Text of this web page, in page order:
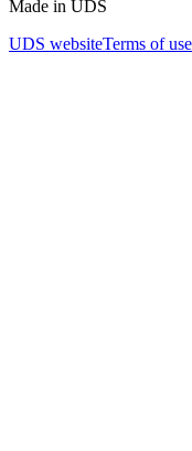
горизонты! Подарите
вечер в нашем клубе.
билеты прямо сейчас!
Made in UDS
UDS websiteTerms of use